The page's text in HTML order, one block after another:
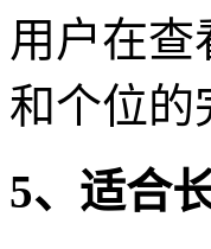
用户在查
和个位的
5、适合